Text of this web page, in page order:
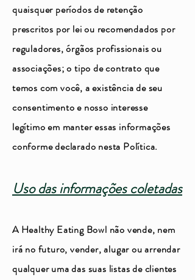
quaisquer períodos de retenção
prescritos por lei ou recomendados por
reguladores, órgãos profissionais ou
associações; o tipo de contrato que
temos com você, a existência de seu
consentimento e nosso interesse
legítimo em manter essas informações
conforme declarado nesta Política.
Uso das informações coletadas
A Healthy Eating Bowl não vende, nem
irá no futuro, vender, alugar ou arrendar
qualquer uma das suas listas de clientes